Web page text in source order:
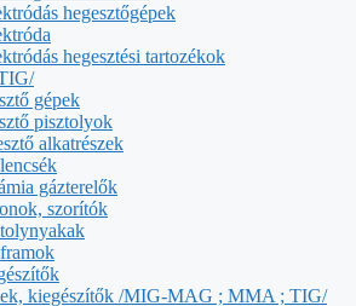
hegesztőgépek
hegesztési tartozékok
gépek
pisztolyok
alkatrészek
gázterelők
szorítók
kiegészítők /MIG-MAG ; MMA ; TIG/